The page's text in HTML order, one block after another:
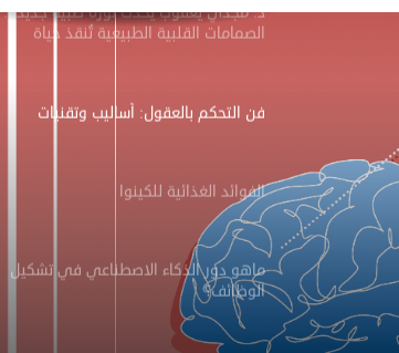
د. مجدي يعقوب يُحدث ثورة طبية جديدة:
الصمامات القلبية الطبيعية تُنقذ حياة
فن التحكم بالعقول: أساليب وتقنيات
الفوائد الغذائية للكينوا
ماهو دور الذكاء الاصطناعي في تشكيل
الوظائف؟